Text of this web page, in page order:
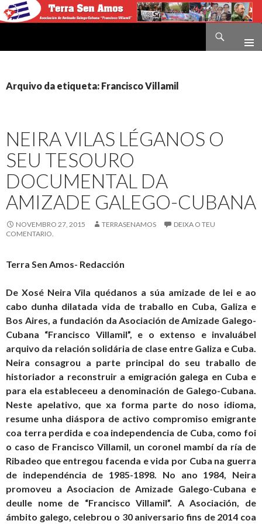
Arquivo da etiqueta: Francisco Villamil
NEIRA VILAS LÉGANOS O
SEU TESOURO
DOCUMENTAL DA
AMIZADE GALEGO-CUBANA
NOVEMBRO 27, 2015 TERRASENAMOS
DEIXA O TEU
COMENTARIO.
Terra Sen Amos- Redacción
De Xosé Neira Vila quédanos a súa amizade de lei e ao
cabo dunha dilatada vida de traballo en Cuba, Galiza e
Bos Aires, a fundación da Asociación de Amizade Galego-
Cubana “Francisco Villamil”, e o extenso e invaluábel
arquivo da relación solidária de clase entre Galiza e Cuba.
Neira consagrou a parte principal do seu traballo de
historiador a reconstruir a emigración galega en Cuba e
para ela estableceeu a denominación de Galego-Cubana.
Neste apelativo, que xa forma parte do noso idioma,
resume unha diáspora de activo compromiso emigrante
coa terra perdida e coa independencia de Cuba, como foi
o caso de Francisco Villamil, un coronel mambí da ría de
Ribadeo que entregou facenda e vida por Cuba na guerra
de independéncia de 1985-1898. No ano 1984, Neira
promoveu a Asociacion de Amizade Galego-Cubana e
deulle nome de “Francisco Villamil”. A Asociación, de
ámbito galego, celebrou o 30 aniversario fins de 2014 coa